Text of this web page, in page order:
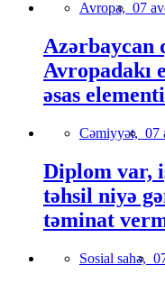
Avropa, 07
Azərbaycan
Avropadakı
əsas
Cəmiyyət, 07
Diplom var,
təhsil niyə
təminat
Sosial sahə,